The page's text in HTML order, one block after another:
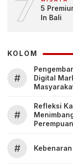
7
5
In Bali
KOLOM
#
Digital
#
Refleksi
#